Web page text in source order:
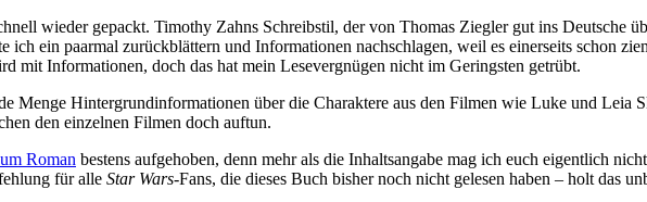
wieder gepackt. Timothy Zahns Schreibstil, der von Thomas Ziegler gut ins Deutsche
ein paarmal zurückblättern und Informationen nachschlagen, weil es einerseits schon
mit Informationen, doch das hat mein Lesevergnügen nicht im Geringsten getrübt.
Menge Hintergrundinformationen über die Charaktere aus den Filmen wie Luke und Leia
den einzelnen Filmen doch auftun.
Roman bestens aufgehoben, denn mehr als die Inhaltsangabe mag ich euch eigentlich
für alle Star Wars-Fans, die dieses Buch bisher noch nicht gelesen haben – holt das